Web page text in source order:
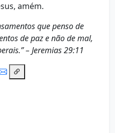
amém.
que penso de
de paz e não de mal,
– Jeremias 29:11